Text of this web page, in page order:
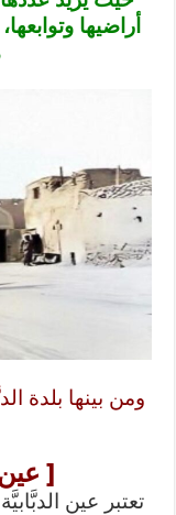
أراضيها
ومن بينها بلدة
[ عين
تعتبر عين